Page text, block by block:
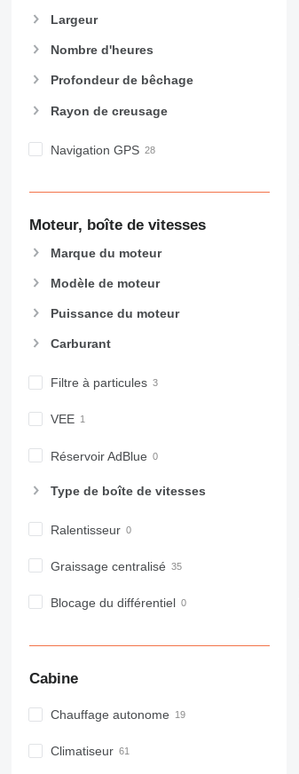
Largeur
Nombre d'heures
Profondeur de bêchage
Rayon de creusage
Navigation GPS
Moteur, boîte de vitesses
Marque du moteur
Modèle de moteur
Puissance du moteur
Carburant
Filtre à particules
VEE
Réservoir AdBlue
Type de boîte de vitesses
Ralentisseur
Graissage centralisé
Blocage du différentiel
Cabine
Chauffage autonome
Climatiseur